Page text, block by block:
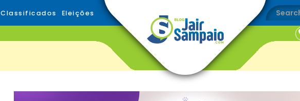
Classificados Eleições